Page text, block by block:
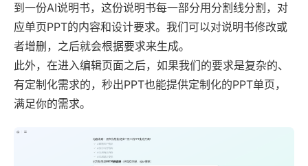
到一份AI说明书，这份说明书每一部分用分割线分割，对
应单页PPT的内容和设计要求。我们可以对说明书修改或
者增删，之后就会根据要求来生成。
此外，在进入编辑页面之后，如果我们的要求是复杂的、
有定制化需求的，秒出PPT也能提供定制化的PPT单页，
满足你的需求。